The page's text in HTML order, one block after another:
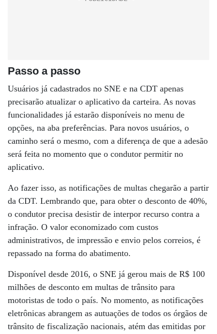
Passo a passo
Usuários já cadastrados no SNE e na CDT apenas
precisarão atualizar o aplicativo da carteira. As novas
funcionalidades já estarão disponíveis no menu de
opções, na aba preferências. Para novos usuários, o
caminho será o mesmo, com a diferença de que a adesão
será feita no momento que o condutor permitir no
aplicativo.
Ao fazer isso, as notificações de multas chegarão a partir
da CDT. Lembrando que, para obter o desconto de 40%,
o condutor precisa desistir de interpor recurso contra a
infração. O valor economizado com custos
administrativos, de impressão e envio pelos correios, é
repassado na forma do abatimento.
Disponível desde 2016, o SNE já gerou mais de R$ 100
milhões de desconto em multas de trânsito para
motoristas de todo o país. No momento, as notificações
eletrônicas abrangem as autuações de todos os órgãos de
trânsito de fiscalização nacionais, atém das emitidas por